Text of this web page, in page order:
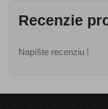
Recenzie
Napíšte recenziu !